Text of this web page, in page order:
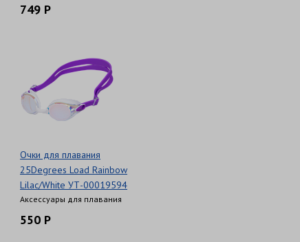
749 Р
Очки для плавания
25Degrees Load Rainbow
Lilac/White УТ-00019594
Аксессуары для плавания
550 Р